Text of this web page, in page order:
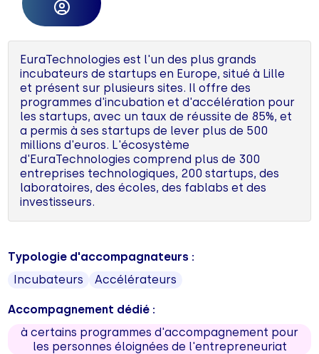
EuraTechnologies est l'un des plus grands
incubateurs de startups en Europe, situé à Lille
et présent sur plusieurs sites. Il offre des
programmes d'incubation et d'accélération pour
les startups, avec un taux de réussite de 85%, et
a permis à ses startups de lever plus de 500
millions d'euros. L'écosystème
d'EuraTechnologies comprend plus de 300
entreprises technologiques, 200 startups, des
laboratoires, des écoles, des fablabs et des
investisseurs.
Typologie d'accompagnateurs :
Incubateurs
Accélérateurs
Accompagnement dédié :
à certains programmes d'accompagnement pour
les personnes éloignées de l'entrepreneuriat